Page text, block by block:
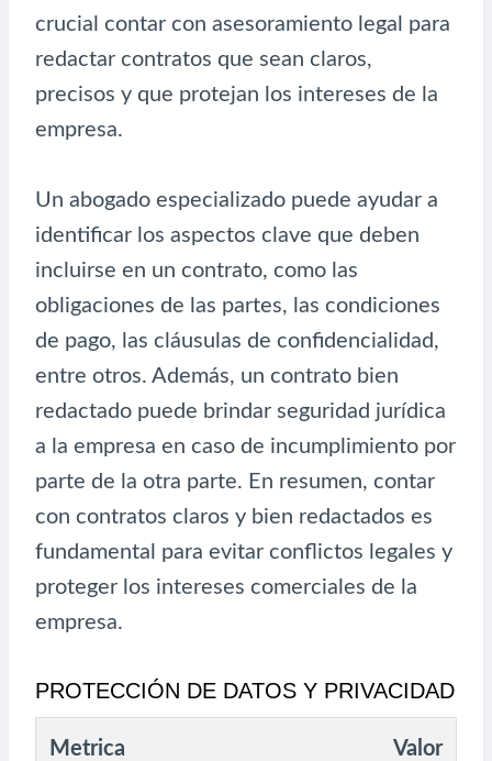
crucial contar con asesoramiento legal para
redactar contratos que sean claros,
precisos y que protejan los intereses de la
empresa.
Un abogado especializado puede ayudar a
identificar los aspectos clave que deben
incluirse en un contrato, como las
obligaciones de las partes, las condiciones
de pago, las cláusulas de confidencialidad,
entre otros. Además, un contrato bien
redactado puede brindar seguridad jurídica
a la empresa en caso de incumplimiento por
parte de la otra parte. En resumen, contar
con contratos claros y bien redactados es
fundamental para evitar conflictos legales y
proteger los intereses comerciales de la
empresa.
PROTECCIÓN DE DATOS Y PRIVACIDAD
Metrica Valor